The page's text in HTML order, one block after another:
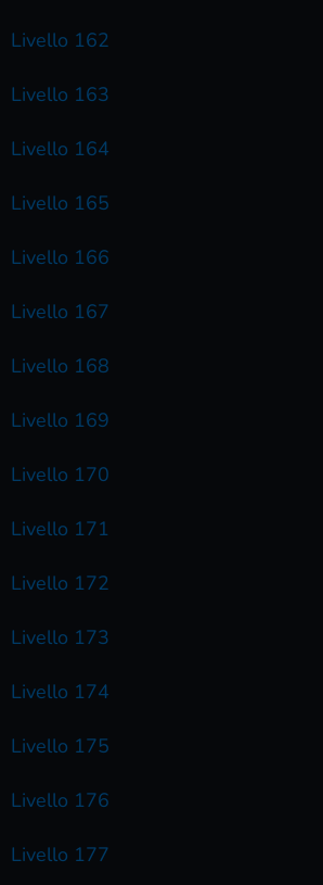
Livello 162
Livello 163
Livello 164
Livello 165
Livello 166
Livello 167
Livello 168
Livello 169
Livello 170
Livello 171
Livello 172
Livello 173
Livello 174
Livello 175
Livello 176
Livello 177